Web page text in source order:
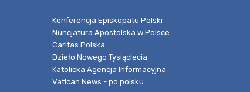
Konferencja Episkopatu Polski
Nuncjatura Apostolska w Polsce
Caritas Polska
Dzieło Nowego Tysiąclecia
Katolicka Agencja Informacyjna
Vatican News - po polsku